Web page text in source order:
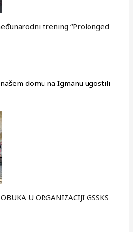
trening “Prolonged
domu na Igmanu ugostili
U ORGANIZACIJI GSSKS